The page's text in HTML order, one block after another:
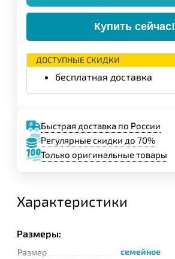
Купить сейчас!
ДОСТУПНЫЕ СКИДКИ
бесплатная доставка
Быстрая доставка по России
Регулярные скидки до 70%
Только оригинальные товары
Характеристики
Размеры:
Размер семейное